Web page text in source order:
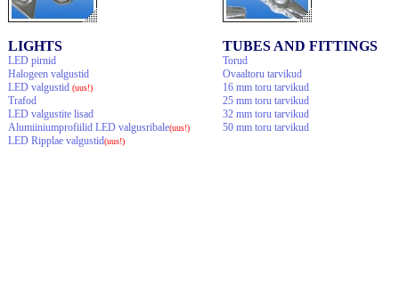
LIGHTS
LED pirnid
Halogeen valgustid
LED valgustid (uus!)
Trafod
LED valgustite lisad
Alumiiniumprofiilid LED valgusribale(uus!)
LED Ripplae valgustid(uus!)
TUBES AND FITTINGS
Torud
Ovaaltoru tarvikud
16 mm toru tarvikud
25 mm toru tarvikud
32 mm toru tarvikud
50 mm toru tarvikud